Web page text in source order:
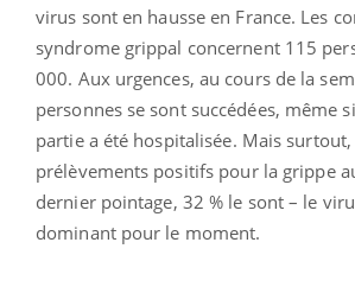
virus sont en hausse en France. Les
syndrome grippal concernent 115
000. Aux urgences, au cours de la
personnes se sont succédées, même
partie a été hospitalisée. Mais
prélèvements positifs pour la grippe
dernier pointage, 32 % le sont – le
dominant pour le moment.